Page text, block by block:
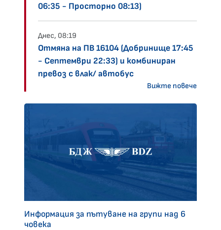
06:35 - Просторно 08:13)
Днес, 08:19
Отмяна на ПВ 16104 (Добринище 17:45
- Септември 22:33) и комбиниран
превоз с влак/ автобус
Вижте повече
Информация за пътуване на групи над 6
човека